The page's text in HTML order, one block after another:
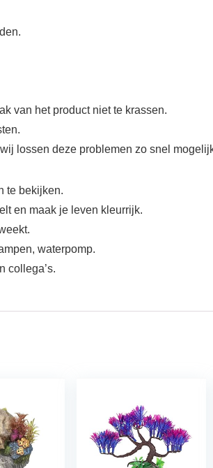
van het product niet te krassen.
lossen deze problemen zo snel
te bekijken.
en maak je leven kleurrijk.
waterpomp.
collega’s.